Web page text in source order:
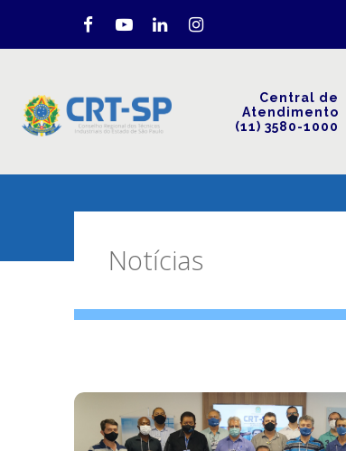
Central de
Atendimento
(11) 3580-1000
Notícias